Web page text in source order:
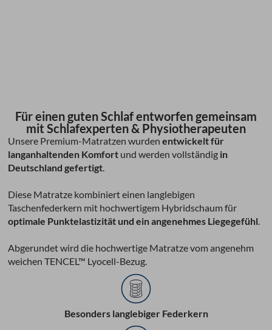
Für einen guten Schlaf entworfen gemeinsam
mit Schlafexperten & Physiotherapeuten
Unsere Premium-Matratzen wurdenentwickelt für
langanhaltenden Komfort und werden vollständig in
Deutschland gefertigt.
Diese Matratze kombiniert einen langlebigen
Taschenfederkern mit hochwertigem Hybridschaum für
optimale Punktelastizität und ein angenehmes Liegegefühl.
Abgerundet wird die hochwertige Matratze vom angenehm
weichen TENCEL™ Lyocell-Bezug.
Besonders langlebiger Federkern